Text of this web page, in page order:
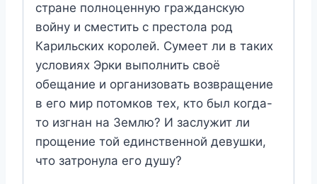
стране полноценную гражданскую
войну и сместить с престола род
Карильских королей. Сумеет ли в таких
условиях Эрки выполнить своё
обещание и организовать возвращение
в его мир потомков тех, кто был когда-
то изгнан на Землю? И заслужит ли
прощение той единственной девушки,
что затронула его душу?